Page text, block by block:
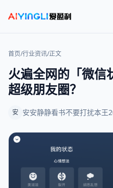
首页/行业资讯/正文
火遍全网的「微信
超级朋友圈？
安 安安静静看书不要打扰本王